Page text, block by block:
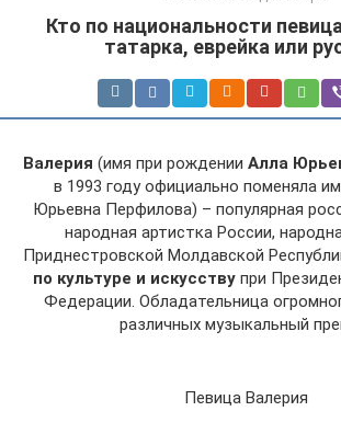
Кто по национальности
татарка, еврейка или
Валерия (имя при рождении Алла
в 1993 году официально поменяла
Юрьевна Перфилова) – популярная
народная артистка России,
Приднестровской Молдавской
по культуре и искусствупри
Федерации. Обладательница
различных музыкальный
Певица Валерия